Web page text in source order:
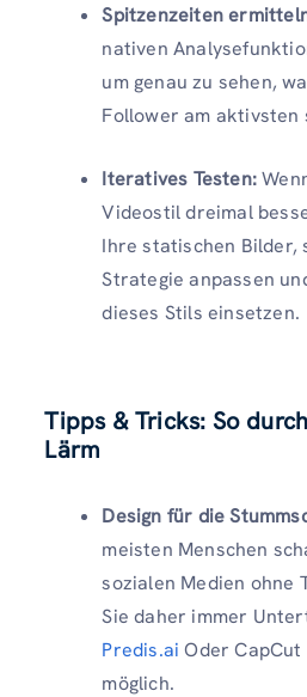
Spitzenzeiten
nativen
um genau zu sehen,
Follower am aktivsten
Iteratives Testen:
Videostil dreimal
Ihre statischen Bilder,
Strategie anpassen
dieses Stils einsetzen.
Tipps & Tricks: So
Lärm
Design für die
meisten Menschen
sozialen Medien ohne
Sie daher immer
Predis.ai Oder
möglich.